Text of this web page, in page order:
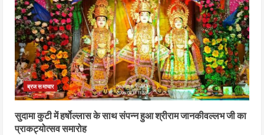
ब्रज समाचार
सुदामा कुटी में हर्षोल्लास के साथ संपन्न हुआ श्रीराम जानकीवल्लभ जी का
प्राकट्योत्सव समारोह